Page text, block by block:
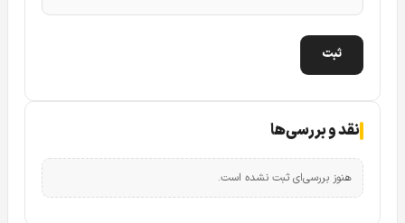
از دیگر ویژگی های مهم و کاربردی که در دوربین مداربسته تحت
۲۵۶ گیگابایت را پشتیبانی نماید. در این دوربین قابلیت پشتیبانی
از میکروفون به صورت ورودی وجود دارد.
در ادامه این قابلیت ها را که ذکر شد در کنار سایر قابلیت ها را در
دوربین مداربسته تحت شبکه IP
داهوا 3549EP-AS-LED توضیح
نقد و بررسی‌ها
هنوز بررسی‌ای ثبت نشده است.